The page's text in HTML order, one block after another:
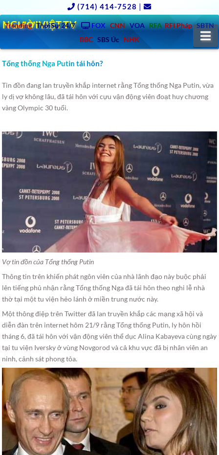
(714) 414-7528 |
Trending ThờiSự 24/7 FOX CNN VOA RFA RFI Pháp SBTN
BBC SBS Úc NHK
NGƯỜIVIỆT.TV
Tổng thống Nga Putin tái hôn?
Tin đồn đang lan truyền khắp internet rằng Tổng thống Nga Putin, vừa
ly dị vợ không lâu, đã tái hôn với cựu vận động viên đoạt huy chương
vàng Olympic 30 tuổi.
Vợ tin đồn của Tổng thống Putin
Thông tin trên khiến phát ngôn viên của nhà lãnh đạo này buộc phải
lên tiếng phủ nhận rằng Tổng thống Nga đã tái hôn theo nghi lễ nhà
thờ tại một tu viện hẻo lánh ở miền trung nước này.
Một thông điệp trên Twitter đã lan truyền khắp các mạng xã hội và
diễn đàn trên internet hôm 21/9 rằng Tổng thống Putin, ly hôn hồi
tháng 6, đã tái hôn với vận động viên thể dục Alina Kabayeva cùng ngày
tại tu viện Iversky ở vùng Novgorod và cả khu vực đã bị nhân viên an
ninh, cảnh sát phong tỏa.